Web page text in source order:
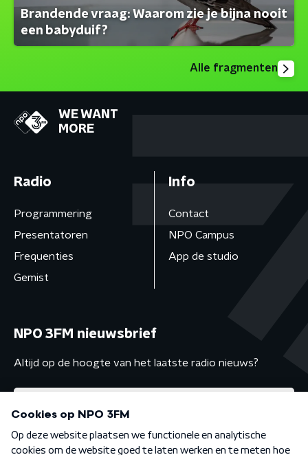
Brandende vraag: Waarom zie je bijna nooit
een babyduif?
Alle fragmenten
WE WANT
MORE
Radio
Programmering
Presentatoren
Frequenties
Gemist
Info
Contact
NPO Campus
App de studio
NPO 3FM nieuwsbrief
Altijd op de hoogte van het laatste radio nieuws?